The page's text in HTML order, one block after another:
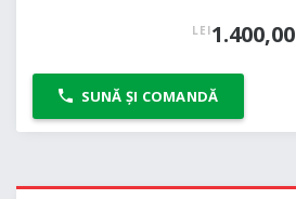
LEI1.400,00
SUNĂ ȘI COMANDĂ